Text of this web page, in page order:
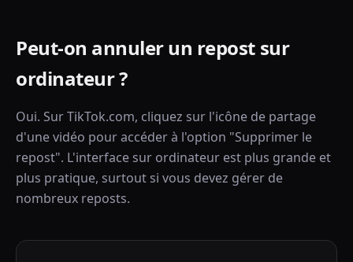
Peut-on annuler un repost sur
ordinateur ?
Oui. Sur TikTok.com, cliquez sur l'icône de partage
d'une vidéo pour accéder à l'option "Supprimer le
repost". L'interface sur ordinateur est plus grande et
plus pratique, surtout si vous devez gérer de
nombreux reposts.